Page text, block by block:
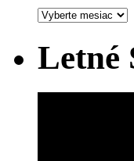
Archív
Letné